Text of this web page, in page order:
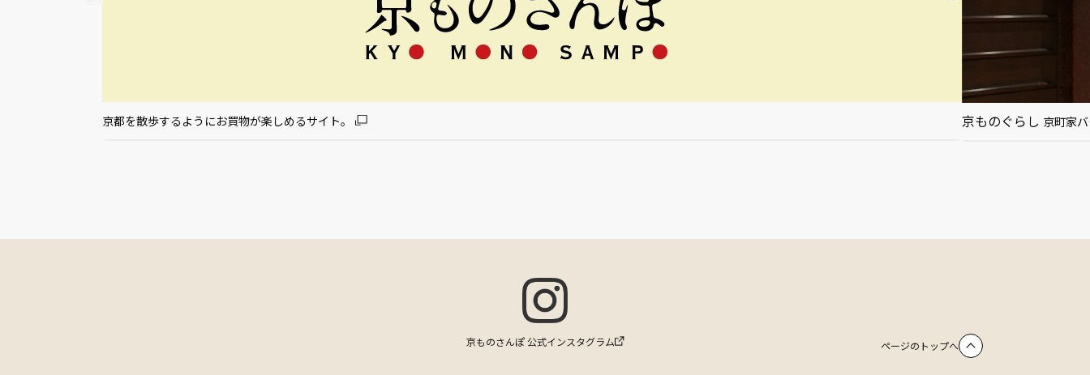
京都を散歩するようにお買物が楽しめるサイト。 京ものぐらし 京町家
京ものさんぽ 公式インスタグラム ページのトップへ